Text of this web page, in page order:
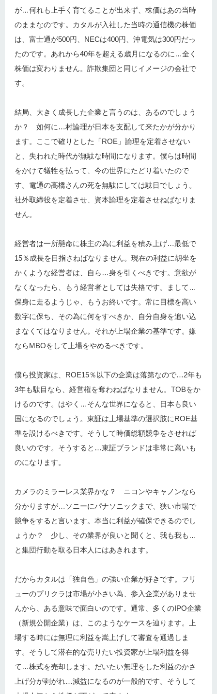
が…何れも上手く育てることが出来ず、株価はあの当時
のままなのです。カタルが入社した当時の通信機の株価
は、富士通が500円、NECは400円、沖電気は300円だっ
たのです。あれから40年を超える歳月になるのに…全く
株価は変わりません。詐欺集団と同じイメージの会社で
す。
結局、大きく成長した企業と言うのは、あるのでしょう
か？ 如何に…村論理が日本を支配して来たかが分かり
ます。ここで確りとした「ROE」論理を定着させない
と、失われた時代が無駄な時間になります。僕らは時間
をかけて犠牲を払って、今の世界にたどり着いたので
す。電通の高橋さんの死を無駄にしては駄目でしょう。
社外取締役を定着させ、資本論理を定着させねばなりま
せん。
経営者は一所懸命に株主の為に利益を積み上げ…最低で
15％成長を目指さねばなりません。現在の利益に胡坐を
かくような経営者は、自ら…身を引くべきです。意欲が
なくなったら、もう経営者としては失格です。まして…
保身に走るようじゃ、もうお終いです。常に目標を高い
数字に保ち、その為に何をすべきか、自分自身を追い込
まなくてはなりません。それが上場企業の基準です。嫌
ならMBOをして上場をやめるべきです。
僕ら投資家は、ROE15％以下の企業は落第なので…2年も
3年も駄目なら、経営権を奪わねばなりません。TOBをか
けるのです。はやく…そんな世界になると、日本も良い
国になるのでしょう。東証は上場基準の選択肢にROE基
準を設けるべきです。そうして時価総額競争をさせれば
良いのです。そうすると…東証ブランドは非常に高いも
のになります。
カメラのミラーレス業界かな？ ニコンやキャノンなら
分かりますが…ソニーにパナソニックまで、狭い市場で
競争をすると言います。本当に利益が確保できるのでし
ょうか？ 少し、その業界が良いと聞くと、我も我も…
と集団行動を取る日本人にはあきれます。
だからカタルは「独自色」の強い企業が好きです。フリ
ューのプリクラは市場が小さい為、参入企業がありませ
んから、ある意味で面白いのです。通常、多くのIPO企業
（新規公開企業）は、このようなケースを辿ります。上
場する時には無理に利益を嵩上げして審査を通過しま
す。そうして潜在的な売りたい投資家が上場利益を得
て…株式を売却します。だいたい無理をした利益のかさ
上げ分が剥がれ…減益になるのが一般的です。そうして